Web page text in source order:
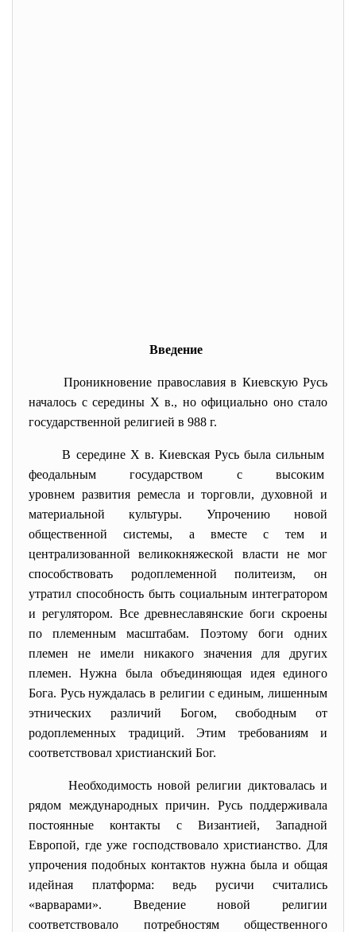
Введение
Проникновение православия в Киевскую Русь
началось с середины X в., но официально оно стало
государственной религией в 988 г.
В середине X в. Киевская Русь была сильным
феодальным государством с высоким
уровнем развития ремесла и торговли, духовной и
материальной культуры. Упрочению новой
общественной системы, а вместе с тем и
централизованной великокняжеской власти не мог
способствовать родоплеменной политеизм, он
утратил способность быть социальным интегратором
и регулятором. Все древнеславянские боги скроены
по племенным масштабам. Поэтому боги одних
племен не имели никакого значения для других
племен. Нужна была объединяющая идея единого
Бога. Русь нуждалась в религии с единым, лишенным
этнических различий Богом, свободным от
родоплеменных традиций. Этим требованиям и
соответствовал христианский Бог.
Необходимость новой религии диктовалась и
рядом международных причин. Русь поддерживала
постоянные контакты с Византией, Западной
Европой, где уже господствовало христианство. Для
упрочения подобных контактов нужна была и общая
идейная платформа: ведь русичи считались
«варварами». Введение новой религии
соответствовало потребностям общественного